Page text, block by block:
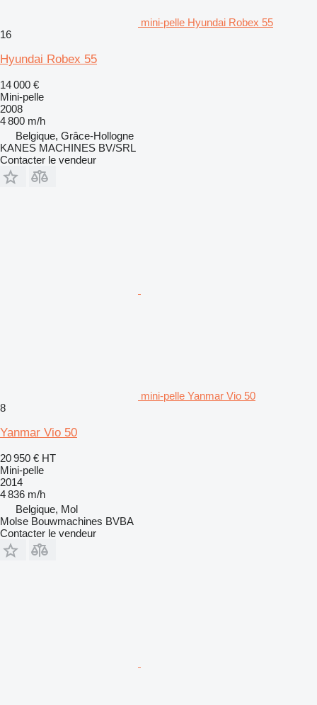
mini-pelle Hyundai Robex 55
16
Hyundai Robex 55
14 000 €
Mini-pelle
2008
4 800 m/h
Belgique, Grâce-Hollogne
KANES MACHINES BV/SRL
Contacter le vendeur
mini-pelle Yanmar Vio 50
8
Yanmar Vio 50
20 950 € HT
Mini-pelle
2014
4 836 m/h
Belgique, Mol
Molse Bouwmachines BVBA
Contacter le vendeur